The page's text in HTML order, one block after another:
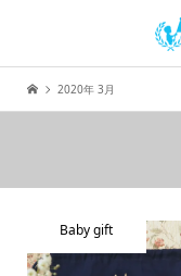
2020年 3月
Baby gift